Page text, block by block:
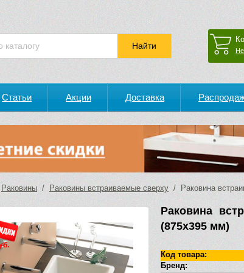
Статьи Акции Доставка
Раковины / Раковины встраиваемые сверху / Раковина
Раковина
(875х395 мм)
Код товара:
Бренд: